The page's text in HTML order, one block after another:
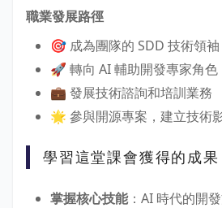
職業發展路徑
🎯 成為團隊的 SDD 技術領袖
🚀 轉向 AI 輔助開發專家角色
💼 發展技術諮詢和培訓業務
🌟 參與開源專案，建立技術
學習這堂課會獲得的成果
掌握核心技能：AI 時代的開